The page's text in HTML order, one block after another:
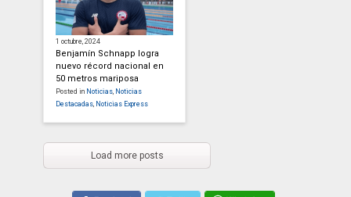
1 octubre, 2024
Benjamín Schnapp logra
nuevo récord nacional en
50 metros mariposa
Posted in Noticias, Noticias
Destacadas, Noticias Express
Load more posts